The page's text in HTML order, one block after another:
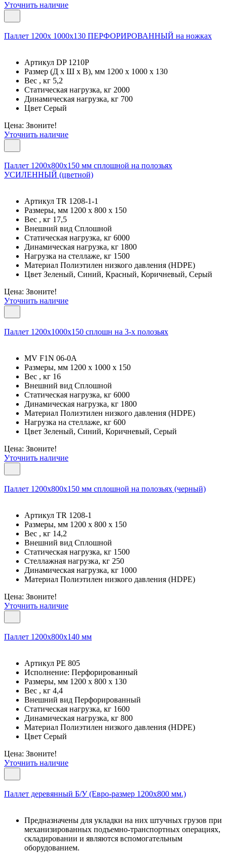
Уточнить наличие
Паллет 1200х 1000х130 ПЕРФОРИРОВАННЫЙ на ножках
Артикул DP 1210Р
Размер (Д x Ш x В), мм 1200 x 1000 x 130
Вес , кг 5,2
Статическая нагрузка, кг 2000
Динамическая нагрузка, кг 700
Цвет Серый
Цена: Звоните!
Уточнить наличие
Паллет 1200х800х150 мм сплошной на полозьях
УСИЛЕННЫЙ (цветной)
Артикул TR 1208-1-1
Размеры, мм 1200 x 800 x 150
Вес , кг 17,5
Внешний вид Сплошной
Статическая нагрузка, кг 6000
Динамическая нагрузка, кг 1800
Нагрузка на стеллаже, кг 1500
Материал Полиэтилен низкого давления (HDPE)
Цвет Зеленый, Синий, Красный, Коричневый, Серый
Цена: Звоните!
Уточнить наличие
Паллет 1200х1000х150 сплошн на 3-х полозьях
MV F1N 06-0A
Размеры, мм 1200 x 1000 x 150
Вес , кг 16
Внешний вид Сплошной
Статическая нагрузка, кг 6000
Динамическая нагрузка, кг 1800
Материал Полиэтилен низкого давления (HDPE)
Нагрузка на стеллаже, кг 600
Цвет Зеленый, Синий, Коричневый, Серый
Цена: Звоните!
Уточнить наличие
Паллет 1200х800х150 мм сплошной на полозьях (черный)
Артикул TR 1208-1
Размеры, мм 1200 x 800 x 150
Вес , кг 14,2
Внешний вид Сплошной
Статическая нагрузка, кг 1500
Стеллажная нагрузка, кг 250
Динамическая нагрузка, кг 1000
Материал Полиэтилен низкого давления (HDPE)
Цена: Звоните!
Уточнить наличие
Паллет 1200х800х140 мм
Артикул PE 805
Исполнение: Перфорированный
Размеры, мм 1200 x 800 x 130
Вес , кг 4,4
Внешний вид Перфорированный
Статическая нагрузка, кг 1600
Динамическая нагрузка, кг 800
Материал Полиэтилен низкого давления (HDPE)
Цвет Серый
Цена: Звоните!
Уточнить наличие
Паллет деревянный Б/У (Евро-размер 1200х800 мм.)
Предназначены для укладки на них штучных грузов при
механизированных подъемно-транспортных операциях,
складировании и являются вспомогательным
оборудованием.